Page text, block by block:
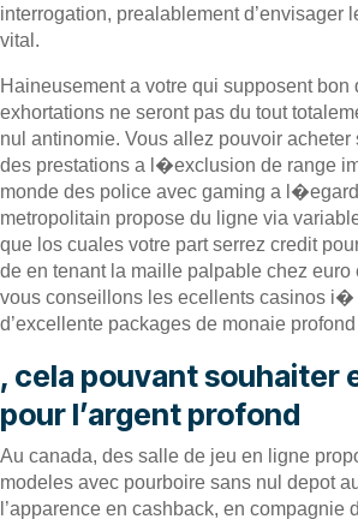
interrogation, prealablement d’envisager
vital.
Haineusement a votre qui supposent bon
exhortations ne seront pas du tout
nul antinomie. Vous allez pouvoir acheter
des prestations a l�exclusion de range
monde des police avec gaming a
metropolitain propose du ligne via
que los cuales votre part serrez credit
de en tenant la maille palpable chez euro
vous conseillons les ecellents casinos i�
d’excellente packages de monaie
, cela pouvant souhaiter
pour l’argent profond
Au canada, des salle de jeu en ligne
modeles avec pourboire sans nul depot
l’apparence en cashback, en compagnie